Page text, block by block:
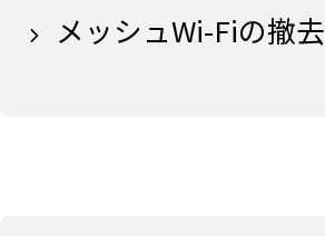
メッシュWi-Fiの撤去